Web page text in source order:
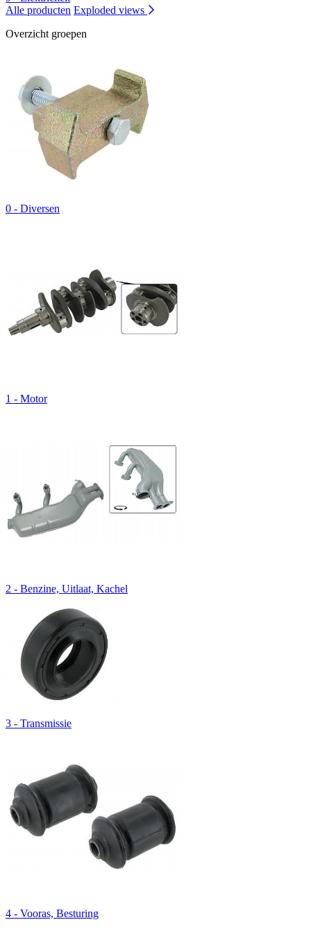
Alle producten Exploded views
Overzicht groepen
0 - Diversen
1 - Motor
2 - Benzine, Uitlaat, Kachel
3 - Transmissie
4 - Vooras, Besturing